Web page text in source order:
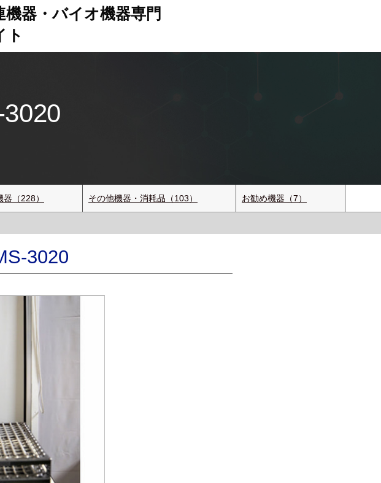
機器 ・バイオ機器専門
ト
（228） その他機器・消耗品（103） お勧め機器（7）
3020